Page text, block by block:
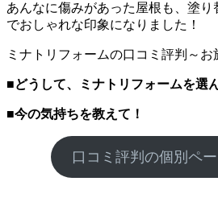
あんなに傷みがあった屋根も、塗
でおしゃれな印象になりました！
ミナトリフォームの口コミ評判～お
■どうして、ミナトリフォームを選
■今の気持ちを教えて！
口コミ評判の個別ペ